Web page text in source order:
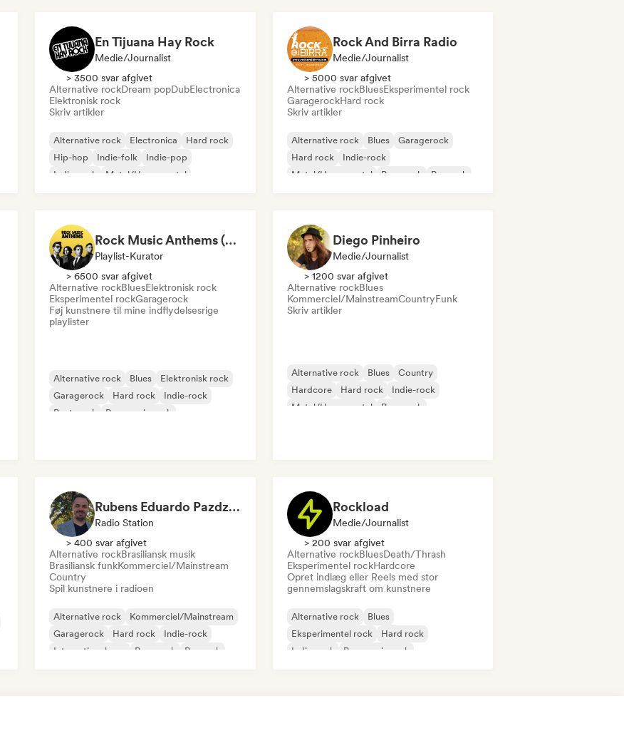
En Tijuana Hay Rock
Medie/journalist
> 3500 svar afgivet
Alternative rockDream popDubElectronica
Elektronisk rock
Skriv artikler
Alternative rock Electronica
Hard rock
Hip-hop
Indie-folk
Indie-pop
Indie-rock
Metal/Heavy metal
Rock And Birra Radio
Medie/journalist
> 5000 svar afgivet
Alternative rockBluesEksperimentel rock
GaragerockHard rock
Skriv artikler
Alternative rock Blues
Garagerock
Hard rock
Indie-rock
Metal/Heavy metal
Pop-punk Poprock
Rock Music Anthems (MonkeyPlaylists)
Playlist-Kurator
> 6500 svar afgivet
Alternative rockBluesElektronisk rock
Eksperimentel rockGaragerock
Føj kunstnere til mine indflydelsesrige
playlister
Alternative rock Blues
Elektronisk rock
Garagerock
Hard rock
Indie-rock
Post-punk
Progressiv rock
Diego Pinheiro
Medie/journalist
> 1200 svar afgivet
Alternative rockBlues
Kommerciel/MainstreamCountryFunk
Skriv artikler
Alternative rock Blues
Country
Hardcore
Hard rock
Indie-rock
Metal/Heavy metal
Pop-punk
Rubens Eduardo Pazdziora
Radio Station
> 400 svar afgivet
Alternative rockBrasiliansk musik
Brasiliansk funkKommerciel/Mainstream
Country
Spil kunstnere i radioen
Alternative rock
Kommerciel/Mainstream
Garagerock
Hard rock
Indie-rock
International pop
Pop-punk Poprock
Rockload
Medie/journalist
> 200 svar afgivet
Alternative rockBluesDeath/Thrash
Eksperimentel rockHardcore
Opret indlæg eller Reels med stor
gennemslagskraft om kunstnere
Alternative rock
Blues
Eksperimentel rock
Hard rock
Indie-rock
Progressiv rock